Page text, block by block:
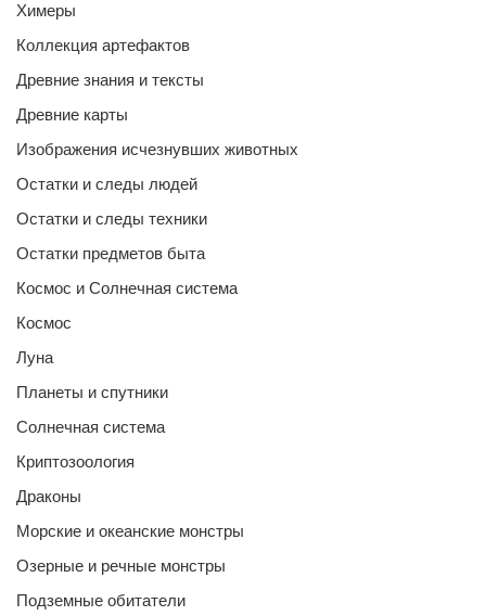
Химеры
Коллекция артефактов
Древние знания и тексты
Древние карты
Изображения исчезнувших животных
Остатки и следы людей
Остатки и следы техники
Остатки предметов быта
Космос и Солнечная система
Космос
Луна
Планеты и спутники
Солнечная система
Криптозоология
Драконы
Морские и океанские монстры
Озерные и речные монстры
Подземные обитатели